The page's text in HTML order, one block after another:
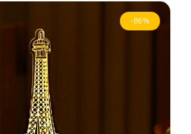
-86%